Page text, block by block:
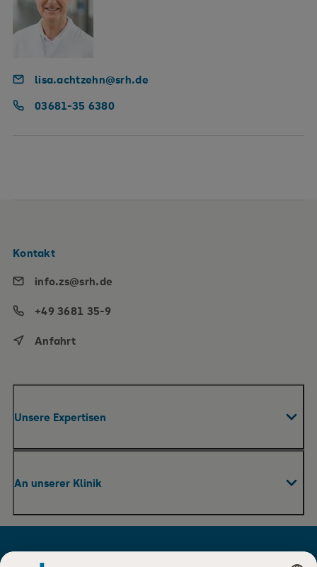
lisa.achtzehn@srh.de
03681-35 6380
Unsere Expertisen
Praxen
Pflege
An unserer Klinik
Ihr Aufenthalt
Für Besucher
Kontakt
info.zs@srh.de
+49 3681 35-9
Anfahrt